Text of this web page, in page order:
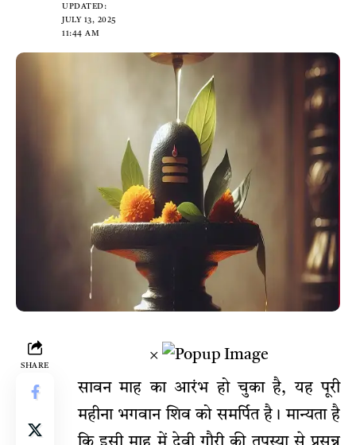
UPDATED:
JULY 13, 2025
11:44 AM
SHARE
×
सावन माह का आरंभ हो चुका है, यह पूरी
महीना भगवान शिव को समर्पित है। मान्यता है